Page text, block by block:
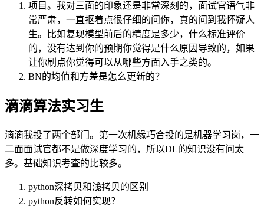
项目。我对三面的印象还是非常深刻的，面试官语气非
常严肃，一直抠着点很仔细的问你，真的问到我怀疑人
生。比如复现模型前后的精度是多少，什么标准评价
的，没有达到你的预期你觉得是什么原因导致的，如果
让你刷点你觉得可以从哪些方面入手之类的。
BN的均值和方差是怎么更新的？
滴滴算法实习生
滴滴我投了两个部门。第一次机缘巧合投的是机器学习岗，一
二面面试官都不是做深度学习的，所以DL的知识没有问太
多。基础知识考查的比较多。
python深拷贝和浅拷贝的区别
python反转如何实现？